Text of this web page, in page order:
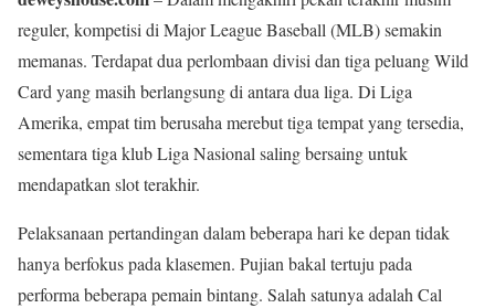
reguler, kompetisi di Major League Baseball (MLB) semakin
memanas. Terdapat dua perlombaan divisi dan tiga peluang Wild
Card yang masih berlangsung di antara dua liga. Di Liga
Amerika, empat tim berusaha merebut tiga tempat yang tersedia,
sementara tiga klub Liga Nasional saling bersaing untuk
mendapatkan slot terakhir.
Pelaksanaan pertandingan dalam beberapa hari ke depan tidak
hanya berfokus pada klasemen. Pujian bakal tertuju pada
performa beberapa pemain bintang. Salah satunya adalah Cal